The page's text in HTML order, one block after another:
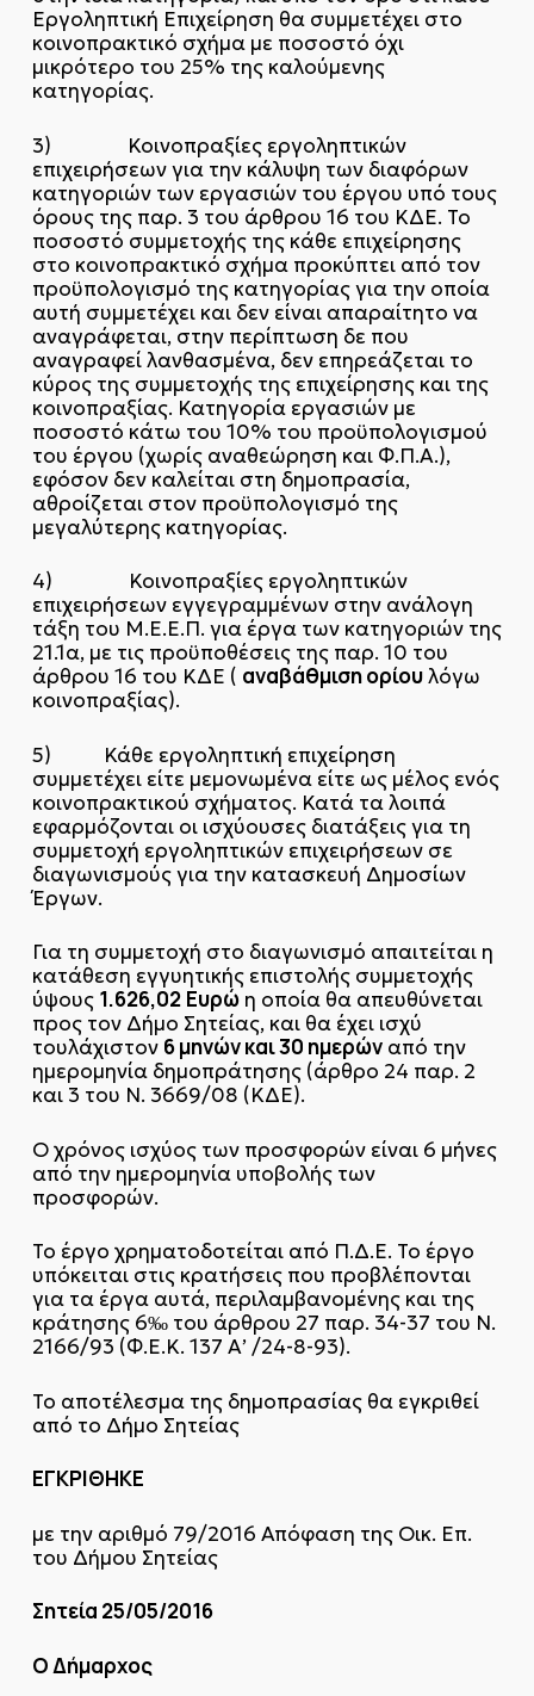
Εργοληπτική Επιχείρηση θα συμμετέχει στο
κοινοπρακτικό σχήμα με ποσοστό όχι
μικρότερο του 25% της καλούμενης
κατηγορίας.
3) Κοινοπραξίες εργοληπτικών
επιχειρήσεων για την κάλυψη των διαφόρων
κατηγοριών των εργασιών του έργου υπό τους
όρους της παρ. 3 του άρθρου 16 του ΚΔΕ. Το
ποσοστό συμμετοχής της κάθε επιχείρησης
στο κοινοπρακτικό σχήμα προκύπτει από τον
προϋπολογισμό της κατηγορίας για την οποία
αυτή συμμετέχει και δεν είναι απαραίτητο να
αναγράφεται, στην περίπτωση δε που
αναγραφεί λανθασμένα, δεν επηρεάζεται το
κύρος της συμμετοχής της επιχείρησης και της
κοινοπραξίας. Κατηγορία εργασιών με
ποσοστό κάτω του 10% του προϋπολογισμού
του έργου (χωρίς αναθεώρηση και Φ.Π.Α.),
εφόσον δεν καλείται στη δημοπρασία,
αθροίζεται στον προϋπολογισμό της
μεγαλύτερης κατηγορίας.
4) Κοινοπραξίες εργοληπτικών
επιχειρήσεων εγγεγραμμένων στην ανάλογη
τάξη του Μ.Ε.Ε.Π. για έργα των κατηγοριών της
21.1α, με τις προϋποθέσεις της παρ. 10 του
άρθρου 16 του ΚΔΕ ( αναβάθμιση ορίουλόγω
κοινοπραξίας).
5) Κάθε εργοληπτική επιχείρηση
συμμετέχει είτε μεμονωμένα είτε ως μέλος ενός
κοινοπρακτικού σχήματος. Κατά τα λοιπά
εφαρμόζονται οι ισχύουσες διατάξεις για τη
συμμετοχή εργοληπτικών επιχειρήσεων σε
διαγωνισμούς για την κατασκευή Δημοσίων
Έργων.
Για τη συμμετοχή στο διαγωνισμό απαιτείται η
κατάθεση εγγυητικής επιστολής συμμετοχής
ύψους 1.626,02 Ευρώη οποία θα απευθύνεται
προς τον Δήμο Σητείας, και θα έχει ισχύ
τουλάχιστον 6 μηνών και 30 ημερώναπό την
ημερομηνία δημοπράτησης (άρθρο 24 παρ. 2
και 3 του Ν. 3669/08 (ΚΔΕ).
Ο χρόνος ισχύος των προσφορών είναι 6 μήνες
από την ημερομηνία υποβολής των
προσφορών.
Το έργο χρηματοδοτείται από Π.Δ.Ε. Το έργο
υπόκειται στις κρατήσεις που προβλέπονται
για τα έργα αυτά, περιλαμβανομένης και της
κράτησης 6‰ του άρθρου 27 παρ. 34-37 του Ν.
2166/93 (Φ.Ε.Κ. 137 Α’ /24-8-93).
Το αποτέλεσμα της δημοπρασίας θα εγκριθεί
από το Δήμο Σητείας
ΕΓΚΡΙΘΗΚΕ
με την αριθμό 79/2016 Απόφαση της Οικ. Επ.
του Δήμου Σητείας
Σητεία 25/05/2016
Ο Δήμαρχος